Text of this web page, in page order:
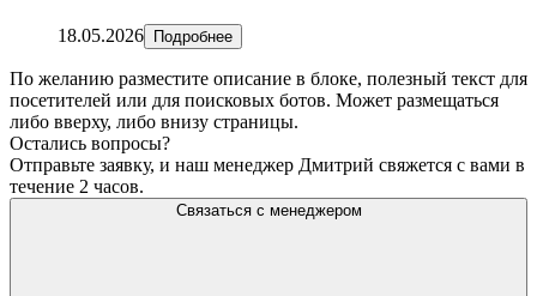
18.05.2026 Подробнее
По желанию разместите описание в блоке, полезный текст для
посетителей или для поисковых ботов. Может размещаться
либо вверху, либо внизу страницы.
Остались вопросы?
Отправьте заявку, и наш менеджер Дмитрий свяжется с вами в
течение 2 часов.
Связаться с менеджером